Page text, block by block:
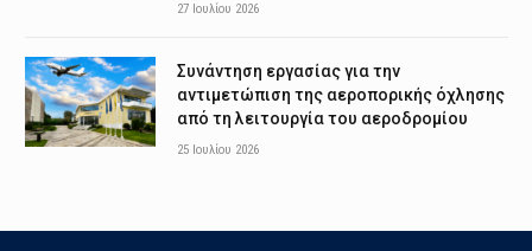
27 Ιουλίου 2026
Συνάντηση εργασίας για την
αντιμετώπιση της αεροπορικής όχλησης
από τη λειτουργία του αεροδρομίου
25 Ιουλίου 2026